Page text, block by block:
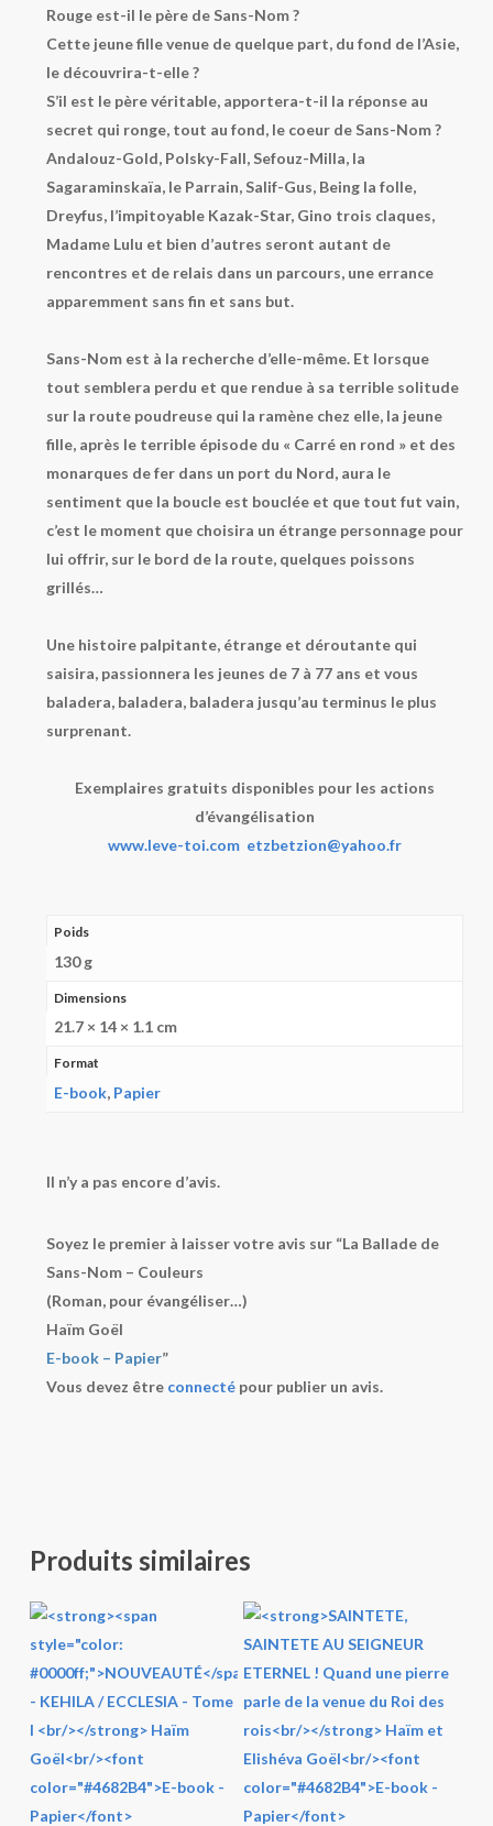
Rouge est-il le père de Sans-Nom ?
Cette jeune fille venue de quelque part, du fond de l’Asie,
le découvrira-t-elle ?
S’il est le père véritable, apportera-t-il la réponse au
secret qui ronge, tout au fond, le coeur de Sans-Nom ?
Andalouz-Gold, Polsky-Fall, Sefouz-Milla, la
Sagaraminskaïa, le Parrain, Salif-Gus, Being la folle,
Dreyfus, l’impitoyable Kazak-Star, Gino trois claques,
Madame Lulu et bien d’autres seront autant de
rencontres et de relais dans un parcours, une errance
apparemment sans fin et sans but.
Sans-Nom est à la recherche d’elle-même. Et lorsque
tout semblera perdu et que rendue à sa terrible solitude
sur la route poudreuse qui la ramène chez elle, la jeune
fille, après le terrible épisode du « Carré en rond » et des
monarques de fer dans un port du Nord, aura le
sentiment que la boucle est bouclée et que tout fut vain,
c’est le moment que choisira un étrange personnage pour
lui offrir, sur le bord de la route, quelques poissons
grillés…
Une histoire palpitante, étrange et déroutante qui
saisira, passionnera les jeunes de 7 à 77 ans et vous
baladera, baladera, baladera jusqu’au terminus le plus
surprenant.
Exemplaires gratuits disponibles pour les actions
d’évangélisation
www.leve-toi.com etzbetzion@yahoo.fr
Poids
130 g
Dimensions
21.7 × 14 × 1.1 cm
Format
E-book, Papier
Il n’y a pas encore d’avis.
Soyez le premier à laisser votre avis sur “La Ballade de
Sans-Nom – Couleurs
(Roman, pour évangéliser…)
Haïm Goël
E-book – Papier”
Vous devez être connectépour publier un avis.
Produits similaires